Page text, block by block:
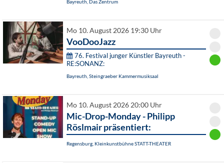
Bayreuth, Das Zentrum
Mo 10. August 2026 19:30 Uhr
VooDooJazz
76. Festival junger Künstler Bayreuth -
RE:SONANZ:
Bayreuth, Steingraeber Kammermusiksaal
Mo 10. August 2026 20:00 Uhr
Mic-Drop-Monday - Philipp
Röslmair präsentiert:
Regensburg, Kleinkunstbühne STATT-THEATER